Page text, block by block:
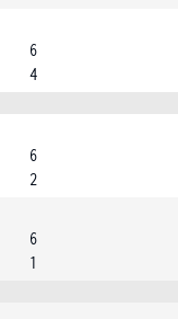
6
4
6
2
6
1